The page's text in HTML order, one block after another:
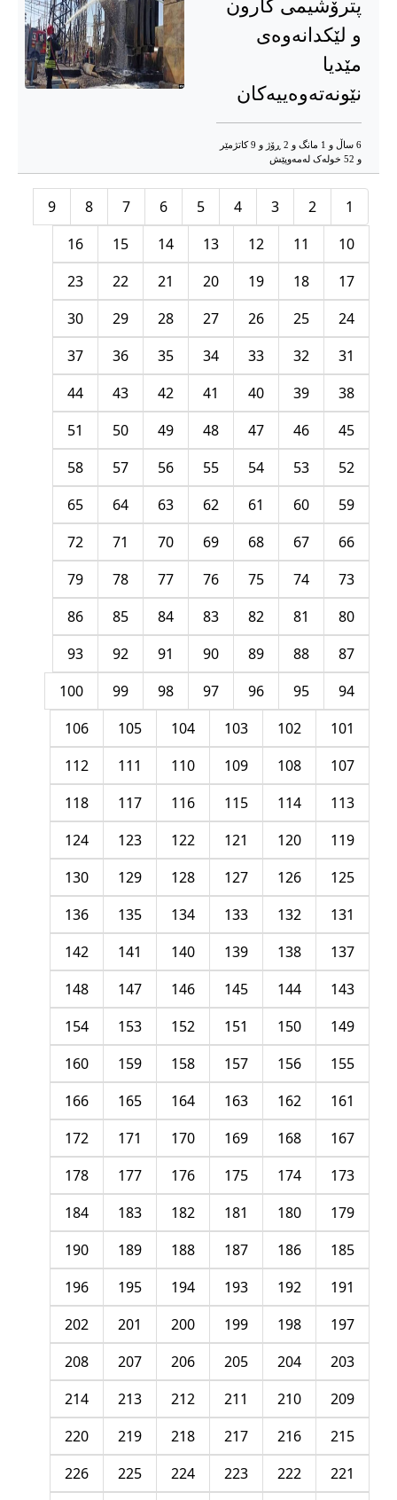
پترۆشیمی کارون
و لێکدانەوەی
مێدیا
نێونەتەوەییەکان
6 ساڵ و 1 مانگ و 2 ڕۆژ و 9 کاتژمێر
و 52 خوله‌ک له‌مه‌وپێش‌
1
2
3
4
5
6
7
8
9
10
11
12
13
14
15
16
17
18
19
20
21
22
23
24
25
26
27
28
29
30
31
32
33
34
35
36
37
38
39
40
41
42
43
44
45
46
47
48
49
50
51
52
53
54
55
56
57
58
59
60
61
62
63
64
65
66
67
68
69
70
71
72
73
74
75
76
77
78
79
80
81
82
83
84
85
86
87
88
89
90
91
92
93
94
95
96
97
98
99
100
101
102
103
104
105
106
107
108
109
110
111
112
113
114
115
116
117
118
119
120
121
122
123
124
125
126
127
128
129
130
131
132
133
134
135
136
137
138
139
140
141
142
143
144
145
146
147
148
149
150
151
152
153
154
155
156
157
158
159
160
161
162
163
164
165
166
167
168
169
170
171
172
173
174
175
176
177
178
179
180
181
182
183
184
185
186
187
188
189
190
191
192
193
194
195
196
197
198
199
200
201
202
203
204
205
206
207
208
209
210
211
212
213
214
215
216
217
218
219
220
221
222
223
224
225
226